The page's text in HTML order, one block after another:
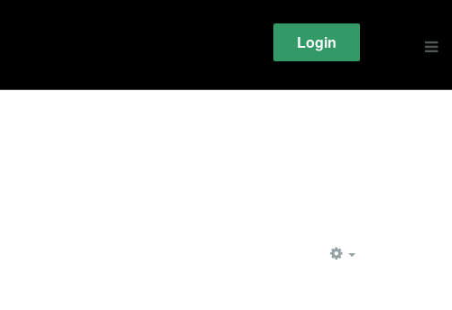
Login